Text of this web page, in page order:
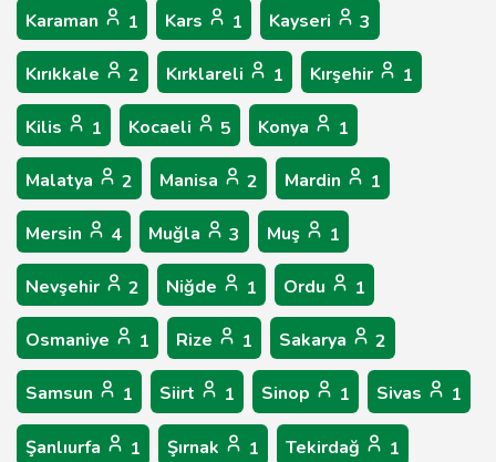
Karaman 1 Kars 1 Kayseri 3
Kırıkkale 2 Kırklareli 1 Kırşehir 1
Kilis 1 Kocaeli 5 Konya 1
Malatya 2 Manisa 2 Mardin 1
Mersin 4 Muğla 3 Muş 1
Nevşehir 2 Niğde 1 Ordu 1
Osmaniye 1 Rize 1 Sakarya 2
Samsun 1 Siirt 1 Sinop 1 Sivas 1
Şanlıurfa 1 Şırnak 1 Tekirdağ 1